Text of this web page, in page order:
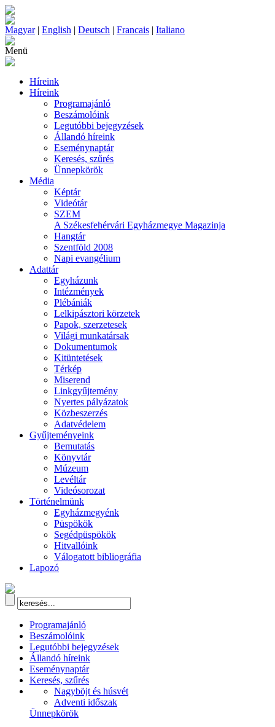
Magyar| English | Deutsch | Francais | Italiano
Menü
Híreink
Híreink
Programajánló
Beszámolóink
Legutóbbi bejegyzések
Állandó híreink
Eseménynaptár
Keresés, szűrés
Ünnepkörök
Média
Képtár
Videótár
SZEM
A Székesfehérvári Egyházmegye Magazinja
Hangtár
Szentföld 2008
Napi evangélium
Adattár
Egyházunk
Intézmények
Plébániák
Lelkipásztori körzetek
Papok, szerzetesek
Világi munkatársak
Dokumentumok
Kitüntetések
Térkép
Miserend
Linkgyűjtemény
Nyertes pályázatok
Közbeszerzés
Adatvédelem
Gyűjteményeink
Bemutatás
Könyvtár
Múzeum
Levéltár
Videósorozat
Történelmünk
Egyházmegyénk
Püspökök
Segédpüspökök
Hitvallóink
Válogatott bibliográfia
Lapozó
Programajánló
Beszámolóink
Legutóbbi bejegyzések
Állandó híreink
Eseménynaptár
Keresés, szűrés
Nagyböjt és húsvét
Adventi időszak
Ünnepkörök